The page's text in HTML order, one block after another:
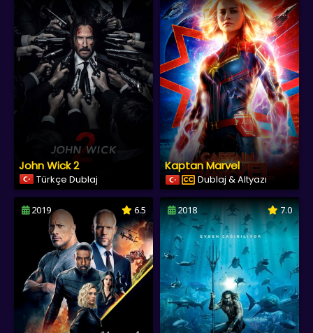
John Wick 2
Türkçe Dublaj
Kaptan Marvel
Dublaj & Altyazı
2019 6.5 2018 7.0